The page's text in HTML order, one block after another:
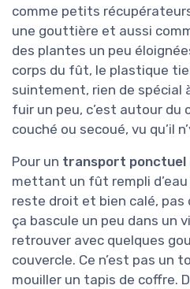
comme petits
une gouttière et aussi
des plantes un peu
corps du fût, le plastique
suintement, rien de spécial
fuir un peu, c’est autour
couché ou secoué, vu qu’il
Pour un transport ponctuel
mettant un fût rempli d’eau
reste droit et bien calé, pas
ça bascule un peu dans un
retrouver avec quelques
couvercle. Ce n’est pas un
mouiller un tapis de coffre.